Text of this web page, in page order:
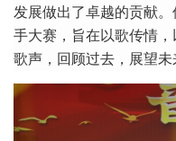
发展做出了卓越的贡献
手大赛，旨在以歌传情
歌声，回顾过去，展望未